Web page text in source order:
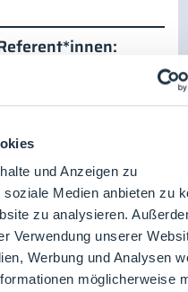
und Anzeigen zu
Medien anbieten zu
zu analysieren.
Verwendung unserer
Werbung und Analysen
möglicherweise